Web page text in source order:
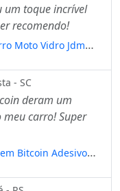
um toque incrível
recomendo!
Moto Vidro Jdm
- SC
deram um
carro! Super
Bitcoin Adesivos